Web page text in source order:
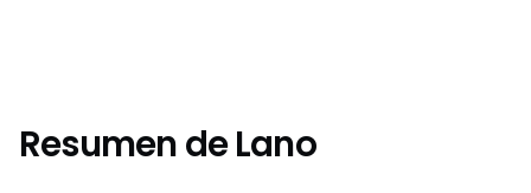
Resumen de Lano